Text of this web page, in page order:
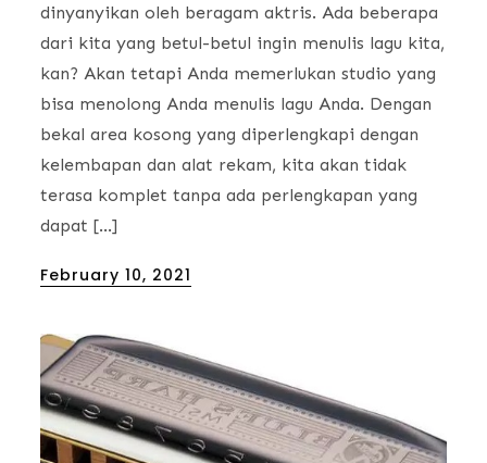
dinyanyikan oleh beragam aktris. Ada beberapa
dari kita yang betul-betul ingin menulis lagu kita,
kan? Akan tetapi Anda memerlukan studio yang
bisa menolong Anda menulis lagu Anda. Dengan
bekal area kosong yang diperlengkapi dengan
kelembapan dan alat rekam, kita akan tidak
terasa komplet tanpa ada perlengkapan yang
dapat […]
Posted
February 10, 2021